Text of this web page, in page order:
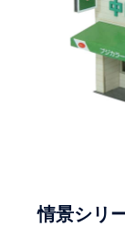
情景シリ